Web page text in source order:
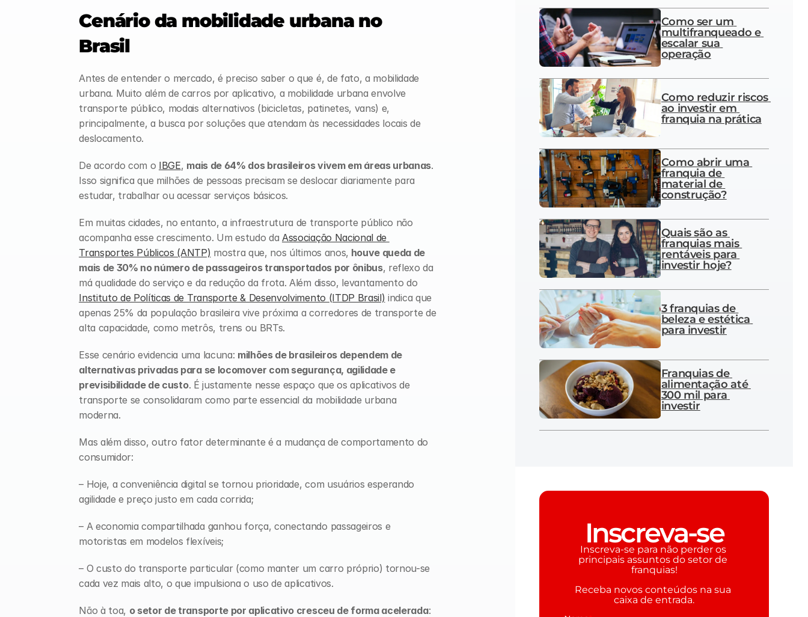
Cenário da mobilidade urbana no
Brasil
Antes de entender o mercado, é preciso saber o que é, de fato, a mobilidade
urbana. Muito além de carros por aplicativo, a mobilidade urbana envolve
transporte público, modais alternativos (bicicletas, patinetes, vans) e,
principalmente, a busca por soluções que atendam às necessidades locais de
deslocamento.
De acordo com o IBGE, mais de 64% dos brasileiros vivem em áreas urbanas.
Isso significa que milhões de pessoas precisam se deslocar diariamente para
estudar, trabalhar ou acessar serviços básicos.
Em muitas cidades, no entanto, a infraestrutura de transporte público não
acompanha esse crescimento. Um estudo da Associação Nacional de
Transportes Públicos (ANTP) mostra que, nos últimos anos, houve queda de
mais de 30% no número de passageiros transportados por ônibus, reflexo da
Instituto de Políticas de Transporte & Desenvolvimento (ITDP Brasil) indica que
apenas 25% da população brasileira vive próxima a corredores de transporte de
alta capacidade, como metrôs, trens ou BRTs.
Esse cenário evidencia uma lacuna: milhões de brasileiros dependem de
alternativas privadas para se locomover com segurança, agilidade e
previsibilidade de custo. É justamente nesse espaço que os aplicativos de
transporte se consolidaram como parte essencial da mobilidade urbana
moderna.
Mas além disso, outro fator determinante é a mudança de comportamento do
consumidor:
– Hoje, a conveniência digital se tornou prioridade, com usuários esperando
agilidade e preço justo em cada corrida;
– A economia compartilhada ganhou força, conectando passageiros e
motoristas em modelos flexíveis;
– O custo do transporte particular (como manter um carro próprio) tornou-se
cada vez mais alto, o que impulsiona o uso de aplicativos.
Não à toa, o setor de transporte por aplicativo cresceu de forma acelerada:
Como ser um
multifranqueado e
escalar sua
operação
Como reduzir riscos
ao investir em
franquia na prática
Como abrir uma
franquia de
material de
construção?
Quais são as
franquias mais
rentáveis para
investir hoje?
3 franquias de
beleza e estética
para investir
Franquias de
alimentação até
300 mil para
investir
Inscreva-se
Inscreva-se para não perder os
principais assuntos do setor de
franquias!
Receba novos conteúdos na sua
caixa de entrada.